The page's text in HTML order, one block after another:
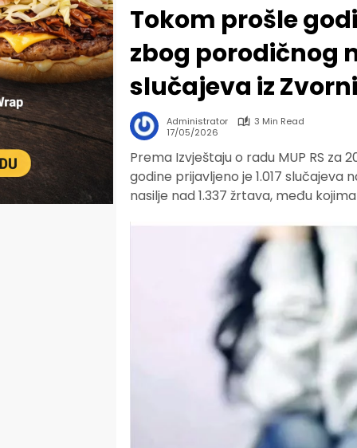
Tokom prošle
zbog porodičnog
slučajeva iz
Administrator
3 Min Read
17/05/2026
Prema Izvještaju o radu MUP RS za
godine prijavljeno je 1.017 slučajeva
nasilje nad 1.337 žrtava, među